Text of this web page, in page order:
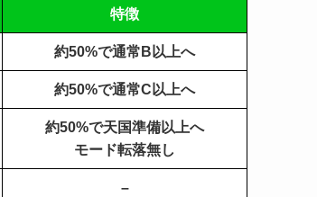
特徴
約50%で通常B以上へ
約50%で通常C以上へ
約50%で天国準備以上へ
モード転落無し
–